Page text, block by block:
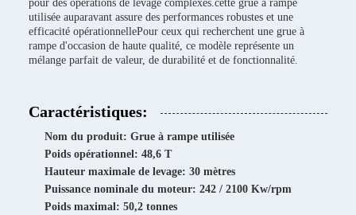
pour des opérations de levage complexes.cette grue à rampe
utilisée auparavant assure des performances robustes et une
efficacité opérationnellePour ceux qui recherchent une grue à
rampe d'occasion de haute qualité, ce modèle représente un
mélange parfait de valeur, de durabilité et de fonctionnalité.
Caractéristiques:
Nom du produit: Grue à rampe utilisée
Poids opérationnel: 48,6 T
Hauteur maximale de levage: 30 mètres
Puissance nominale du moteur: 242 / 2100 Kw/rpm
Poids maximal: 50,2 tonnes